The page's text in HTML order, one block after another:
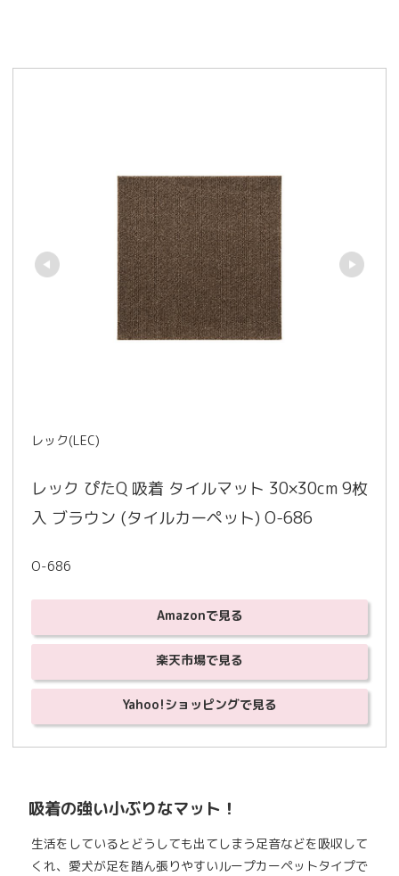
レック(LEC)
レック ぴたQ 吸着 タイルマット 30×30cm 9枚
入 ブラウン (タイルカーペット) O-686
O-686
Amazonで見る
楽天市場で見る
Yahoo!ショッピングで見る
吸着の強い小ぶりなマット！
生活をしているとどうしても出てしまう足音などを吸収して
くれ、愛犬が足を踏ん張りやすいループカーペットタイプで